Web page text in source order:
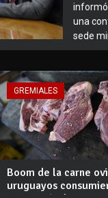
informó
una
sede
GREMIALES
Boom de la carne
uruguayos